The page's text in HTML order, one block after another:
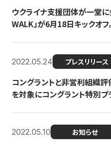
ウクライナ支援団体が一堂に
WALK」が6月18日キックオフ。
2022.05.24 プレスリリース
コングラントと非営利組織
を対象にコングラント特別プ
2022.05.10 お知らせ